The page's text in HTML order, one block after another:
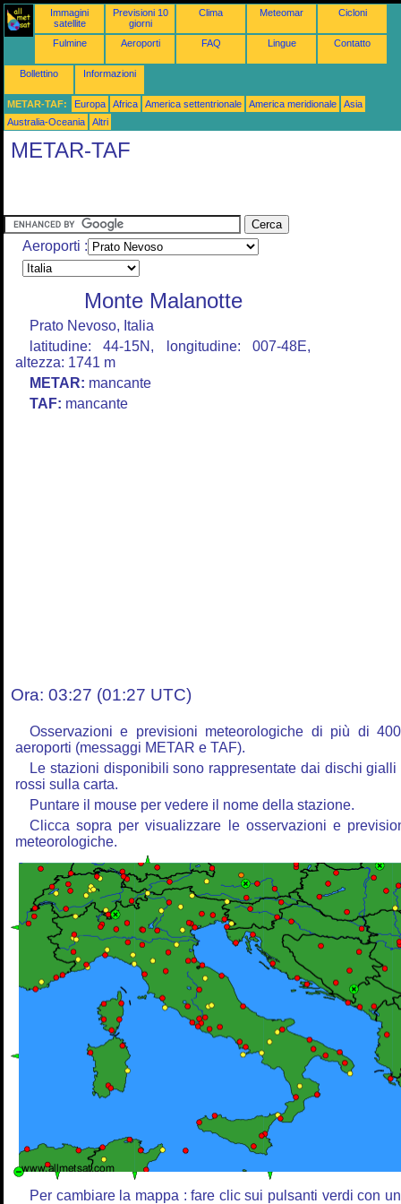
Immagini
satellite
Previsioni 10
giorni
Clima Meteomar Cicloni
Fulmine Aeroporti FAQ Lingue Contatto
Bollettino Informazioni
METAR-TAF: Europa Africa America settentrionale America meridionale
Asia
Australia-Oceania
Altri
METAR-TAF
Aeroporti :
Monte Malanotte
Prato Nevoso, Italia
latitudine: 44-15N, longitudine: 007-48E,
altezza: 1741 m
METAR: mancante
TAF: mancante
Ora: 03:27 (01:27 UTC)
Osservazioni e previsioni meteorologiche di più di
aeroporti (messaggi METAR e TAF).
Le stazioni disponibili sono rappresentate dai dischi gialli
rossi sulla carta.
Puntare il mouse per vedere il nome della stazione.
Clicca sopra per visualizzare le osservazioni e
meteorologiche.
Per cambiare la mappa : fare clic sui pulsanti verdi con